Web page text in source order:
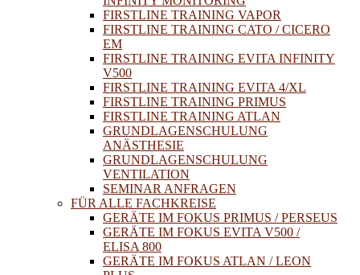
FIRSTLINE TRAINING VAPOR
FIRSTLINE TRAINING CATO / CICERO
EM
FIRSTLINE TRAINING EVITA INFINITY
V500
FIRSTLINE TRAINING EVITA 4/XL
FIRSTLINE TRAINING PRIMUS
FIRSTLINE TRAINING ATLAN
GRUNDLAGENSCHULUNG
ANÄSTHESIE
GRUNDLAGENSCHULUNG
VENTILATION
SEMINAR ANFRAGEN
FÜR ALLE FACHKREISE
GERÄTE IM FOKUS PRIMUS / PERSEUS
GERÄTE IM FOKUS EVITA V500 /
ELISA 800
GERÄTE IM FOKUS ATLAN / LEON